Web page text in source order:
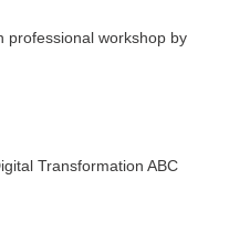
professional workshop by
Transformation ABC